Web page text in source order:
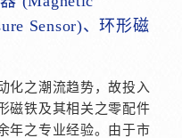
Sensor)、环形磁
化之潮流趋势，故投入
磁铁及其相关之零配件
年之专业经验。由于市